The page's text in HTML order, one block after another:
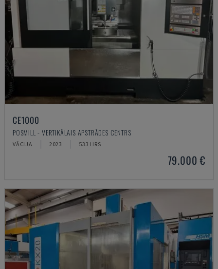
CE1000
POSMILL - VERTIKĀLAIS APSTRĀDES CENTRS
VĀCIJA 2023 533 HRS
79.000 €